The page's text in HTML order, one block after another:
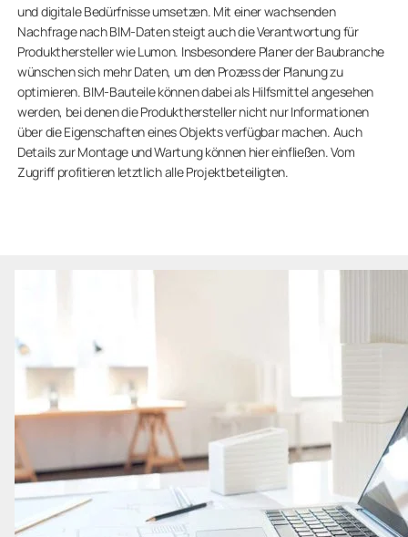
und digitale Bedürfnisse umsetzen. Mit einer wachsenden
Nachfrage nach BIM-Daten steigt auch die Verantwortung für
Produkthersteller wie Lumon. Insbesondere Planer der Baubranche
wünschen sich mehr Daten, um den Prozess der Planung zu
optimieren. BIM-Bauteile können dabei als Hilfsmittel angesehen
werden, bei denen die Produkthersteller nicht nur Informationen
über die Eigenschaften eines Objekts verfügbar machen. Auch
Details zur Montage und Wartung können hier einfließen. Vom
Zugriff profitieren letztlich alle Projektbeteiligten.